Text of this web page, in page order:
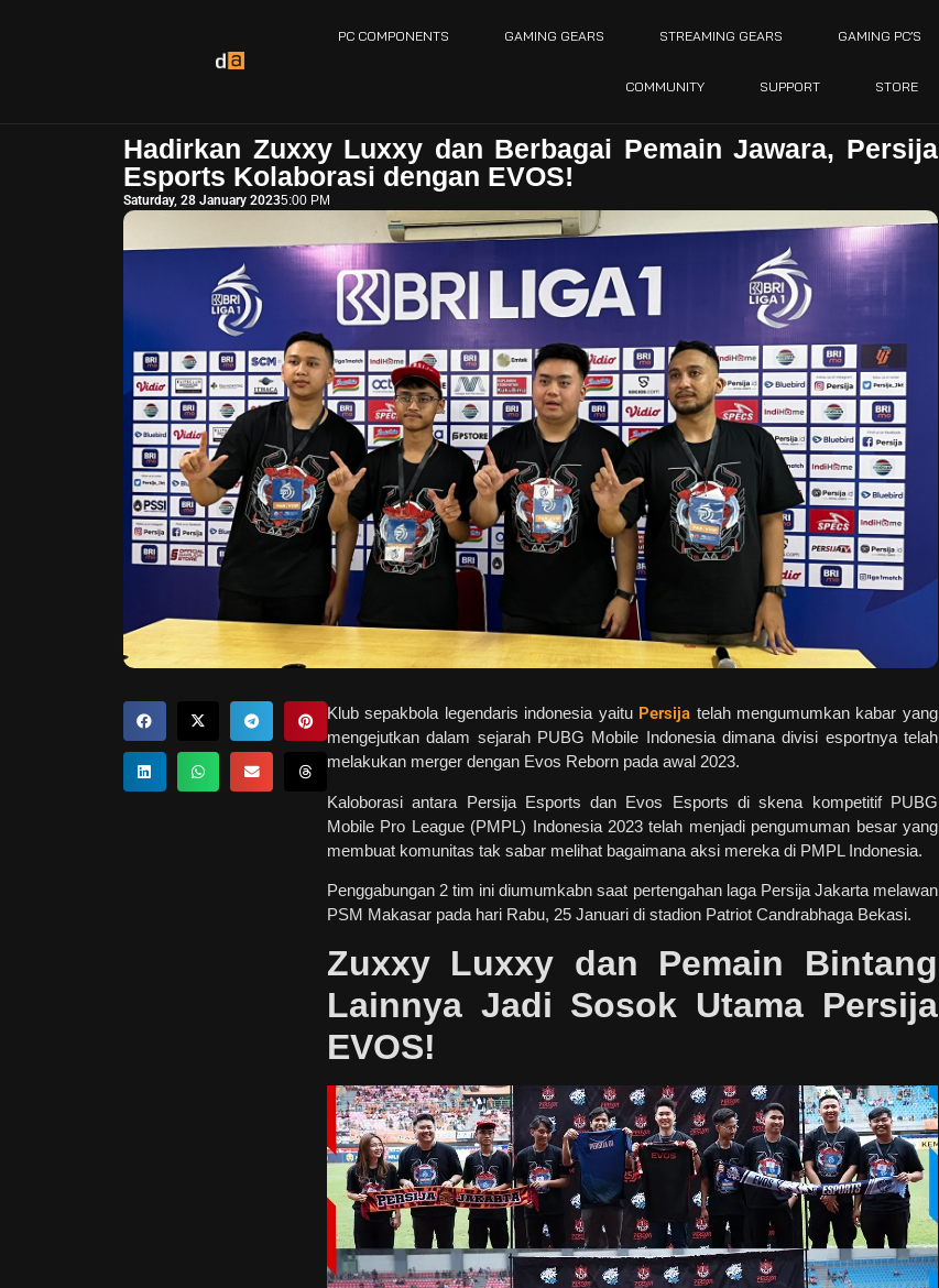
PC COMPONENTS GAMING GEARS STREAMING GEARS GAMING PC’S
COMMUNITY SUPPORT STORE
Hadirkan Zuxxy Luxxy dan Berbagai Pemain Jawara, Persija
Esports Kolaborasi dengan EVOS!
Saturday, 28 January 20235:00 PM
Klub sepakbola legendaris indonesia yaitu Persija telah mengumumkan kabar yang
mengejutkan dalam sejarah PUBG Mobile Indonesia dimana divisi esportnya telah
melakukan merger dengan Evos Reborn pada awal 2023.
Kaloborasi antara Persija Esports dan Evos Esports di skena kompetitif PUBG
Mobile Pro League (PMPL) Indonesia 2023 telah menjadi pengumuman besar yang
membuat komunitas tak sabar melihat bagaimana aksi mereka di PMPL Indonesia.
Penggabungan 2 tim ini diumumkabn saat pertengahan laga Persija Jakarta melawan
PSM Makasar pada hari Rabu, 25 Januari di stadion Patriot Candrabhaga Bekasi.
Zuxxy Luxxy dan Pemain Bintang
Lainnya Jadi Sosok Utama Persija
EVOS!